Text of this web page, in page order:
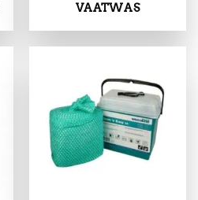
VAATWAS